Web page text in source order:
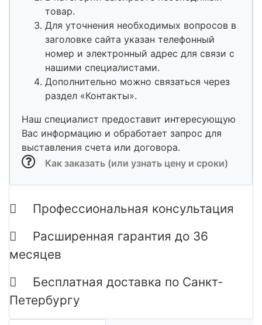
товар.
Для уточнения необходимых вопросов в
заголовке сайта указан телефонный
номер и электронный адрес для связи с
нашими специалистами.
Дополнительно можно связаться через
раздел «Контакты».
Наш специалист предоставит интересующую
Вас информацию и обработает запрос для
выставления счета или договора.
Как заказать (или узнать цену и сроки)
Профессиональная консультация
Расширенная гарантия до 36
месяцев
Бесплатная доставка по Санкт-
Петербургу